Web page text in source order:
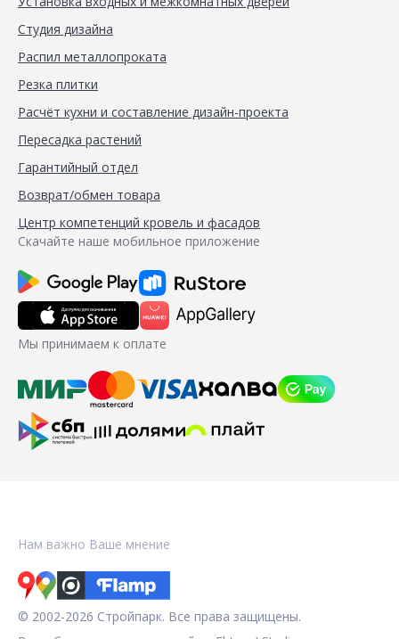
Студия дизайна
Распил металлопроката
Резка плитки
Расчёт кухни и составление дизайн-проекта
Пересадка растений
Гарантийный отдел
Возврат/обмен товара
Центр компетенций кровель и фасадов
Скачайте наше мобильное приложение
Мы принимаем к оплате
Нам важно Ваше мнение
© 2002-2026 Стройпарк. Все права защищены.